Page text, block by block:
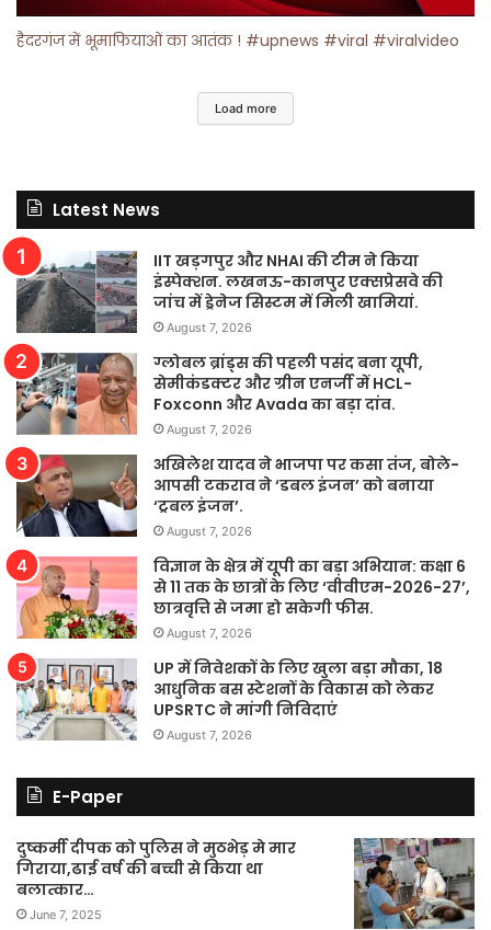
हैदरगंज में भूमाफियाओं का आतंक ! #upnews #viral #viralvideo
Load more
Latest News
IIT खड़गपुर और NHAI की टीम ने किया
इंस्पेक्शन. लखनऊ-कानपुर एक्सप्रेसवे की
जांच में ड्रेनेज सिस्टम में मिली खामियां.
August 7, 2026
ग्लोबल ब्रांड्स की पहली पसंद बना यूपी,
सेमीकंडक्टर और ग्रीन एनर्जी में HCL-
Foxconn और Avada का बड़ा दांव.
August 7, 2026
अखिलेश यादव ने भाजपा पर कसा तंज, बोले-
आपसी टकराव ने ‘डबल इंजन’ को बनाया
‘ट्रबल इंजन’.
August 7, 2026
विज्ञान के क्षेत्र में यूपी का बड़ा अभियान: कक्षा 6
से 11 तक के छात्रों के लिए ‘वीवीएम-2026-27’,
छात्रवृत्ति से जमा हो सकेगी फीस.
August 7, 2026
UP में निवेशकों के लिए खुला बड़ा मौका, 18
आधुनिक बस स्टेशनों के विकास को लेकर
UPSRTC ने मांगी निविदाएं
August 7, 2026
E-Paper
दुष्कर्मी दीपक को पुलिस ने मुठभेड़ मे मार
गिराया,ढाई वर्ष की बच्ची से किया था
बलात्कार…
June 7, 2025